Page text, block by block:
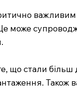
може
стали більш
Також